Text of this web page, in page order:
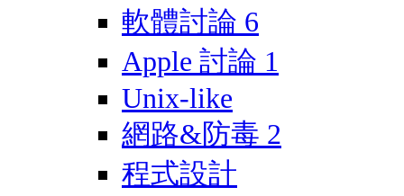
軟體討論 6
Apple 討論 1
Unix-like
網路&防毒 2
程式設計